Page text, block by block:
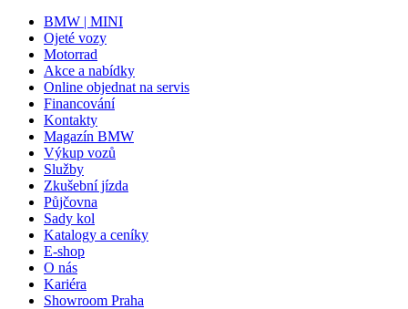
BMW | MINI
Ojeté vozy
Motorrad
Akce a nabídky
Online objednat na servis
Financování
Kontakty
Magazín BMW
Výkup vozů
Služby
Zkušební jízda
Půjčovna
Sady kol
Katalogy a ceníky
E-shop
O nás
Kariéra
Showroom Praha